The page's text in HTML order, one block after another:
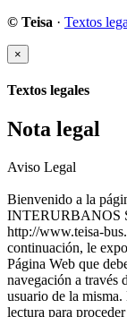
© Teisa · Textos
×
Textos legales
Nota legal
Aviso Legal
Bienvenido a la
INTERURBANOS
http://www.teisa-
continuación, le
Página Web que
navegación a través
usuario de la misma.
lectura para